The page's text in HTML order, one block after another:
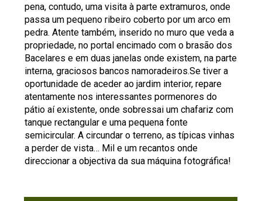
pena, contudo, uma visita à parte extramuros, onde
passa um pequeno ribeiro coberto por um arco em
pedra. Atente também, inserido no muro que veda a
propriedade, no portal encimado com o brasão dos
Bacelares e em duas janelas onde existem, na parte
interna, graciosos bancos namoradeiros.Se tiver a
oportunidade de aceder ao jardim interior, repare
atentamente nos interessantes pormenores do
pátio aí existente, onde sobressai um chafariz com
tanque rectangular e uma pequena fonte
semicircular. A circundar o terreno, as típicas vinhas
a perder de vista… Mil e um recantos onde
direccionar a objectiva da sua máquina fotográfica!